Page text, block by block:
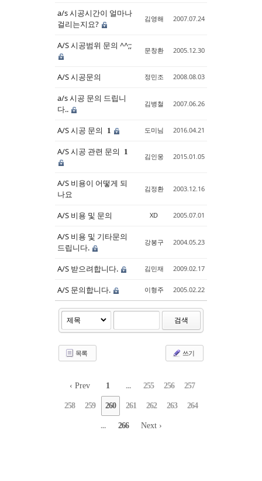
a/s 시공시간이 얼마나
걸리는지요?
김영해 2007.07.24
A/S 시공범위 문의 ^^;; 문창환 2005.12.30
A/S 시공문의 정민조 2008.08.03
a/s 시공 문의 드립니
다..
김병철 2007.06.26
A/S 시공 문의 1 도미님 2016.04.21
A/S 시공 관련 문의 1
김인웅 2015.01.05
A/S 비용이 어떻게 되
나요
김정환 2003.12.16
A/S 비용 및 문의 XD 2005.07.01
A/S 비용 및 기타문의
드립니다.
강봉구 2004.05.23
A/S 받으려합니다. 김민재 2009.02.17
A/S 문의합니다. 이형주 2005.02.22
검색
목록 쓰기
‹ Prev 1 ... 255 256 257
258 259 260 261 262 263 264
... 266 Next ›